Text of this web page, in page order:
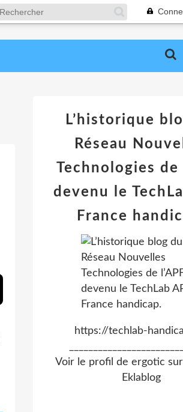
L’historique
Réseau
Technologies de
devenu le
France
https://techlab-
Voir le profil de ergotic
Eklablog